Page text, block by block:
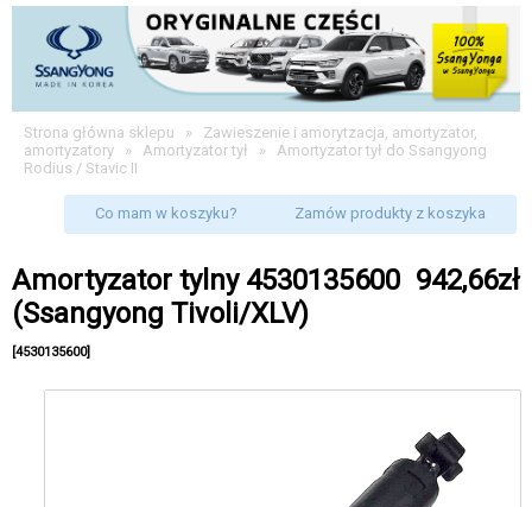
Strona główna sklepu » Zawieszenie i amorytzacja, amortyzator,
amortyzatory » Amortyzator tył » Amortyzator tył do Ssangyong
Rodius / Stavic II
Co mam w koszyku? Zamów produkty z koszyka
942,66zł
Amortyzator tylny 4530135600
(Ssangyong Tivoli/XLV)
[4530135600]